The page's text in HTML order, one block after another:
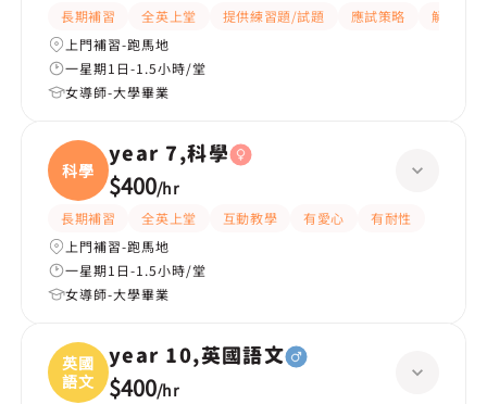
長期補習 全英上堂 提供練習題/試題 應試策略
解題思路
上門補習-跑馬地
一星期1日-1.5小時/堂
女導師-大學畢業
科學
year 7,科學
$400/hr
長期補習 全英上堂 互動教學 有愛心
有耐性
上門補習-跑馬地
一星期1日-1.5小時/堂
女導師-大學畢業
英國
語文
year 10,英國語文
$400/hr